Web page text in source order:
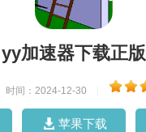
yy加速器下载正版
时间：2024-12-30
苹果下载